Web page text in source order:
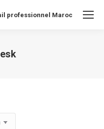
professionnel Maroc